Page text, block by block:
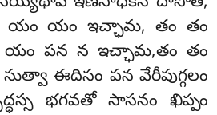
యం ఇచ్ఛామ, తం తం
యం పన న ఇచ్ఛామ,తం తం
ఈదిసం పన వేరీపుగ్గలం
భగవతో సాసనం ఖిప్పం